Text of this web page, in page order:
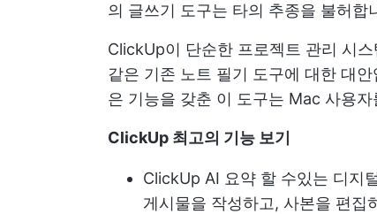
의 글쓰기 도구는 타의 추종을 불허합
ClickUp이 단순한 프로젝트 관리 시
같은 기존 노트 필기 도구에 대한 대안
은 기능을 갖춘 이 도구는 Mac 사용
ClickUp 최고의 기능 보기
ClickUp AI 요약 할 수있는 디지
게시물을 작성하고, 사본을 편집